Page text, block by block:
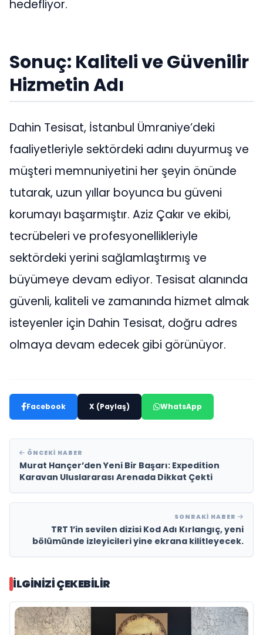
hedefliyor.
Sonuç: Kaliteli ve Güvenilir
Hizmetin Adı
Dahin Tesisat, İstanbul Ümraniye’deki
faaliyetleriyle sektördeki adını duyurmuş ve
müşteri memnuniyetini her şeyin önünde
tutarak, uzun yıllar boyunca bu güveni
korumayı başarmıştır. Aziz Çakır ve ekibi,
tecrübeleri ve profesyonellikleriyle
sektördeki yerini sağlamlaştırmış ve
büyümeye devam ediyor. Tesisat alanında
güvenli, kaliteli ve zamanında hizmet almak
isteyenler için Dahin Tesisat, doğru adres
olmaya devam edecek gibi görünüyor.
Facebook X (Paylaş) WhatsApp
ÖNCEKI HABER
Murat Hançer’den Yeni Bir Başarı: Expedition
Karavan Uluslararası Arenada Dikkat Çekti
SONRAKI HABER
TRT 1’in sevilen dizisi Kod Adı Kırlangıç, yeni
bölümünde izleyicileri yine ekrana kilitleyecek.
İLGINIZI ÇEKEBILIR